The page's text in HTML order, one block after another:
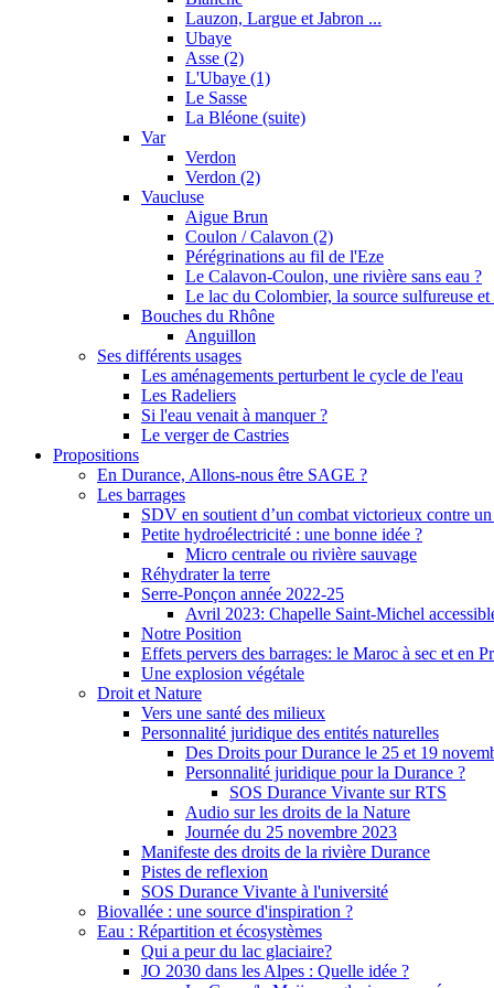
Lauzon, Largue et Jabron ...
Ubaye
Asse (2)
L'Ubaye (1)
Le Sasse
La Bléone (suite)
Var
Verdon
Verdon (2)
Vaucluse
Aigue Brun
Coulon / Calavon (2)
Pérégrinations au fil de l'Eze
Le Calavon-Coulon, une rivière sans eau ?
Le lac du Colombier, la source sulfureuse
Bouches du Rhône
Anguillon
Ses différents usages
Les aménagements perturbent le cycle de l'eau
Les Radeliers
Si l'eau venait à manquer ?
Le verger de Castries
Propositions
En Durance, Allons-nous être SAGE ?
Les barrages
SDV en soutient d’un combat victorieux contre un
Petite hydroélectricité : une bonne idée ?
Micro centrale ou rivière sauvage
Réhydrater la terre
Serre-Ponçon année 2022-25
Avril 2023: Chapelle Saint-Michel
Notre Position
Effets pervers des barrages: le Maroc à sec et en
Une explosion végétale
Droit et Nature
Vers une santé des milieux
Personnalité juridique des entités naturelles
Des Droits pour Durance le 25 et 19
Personnalité juridique pour la Durance ?
SOS Durance Vivante sur RTS
Audio sur les droits de la Nature
Journée du 25 novembre 2023
Manifeste des droits de la rivière Durance
Pistes de reflexion
SOS Durance Vivante à l'université
Biovallée : une source d'inspiration ?
Eau : Répartition et écosystèmes
Qui a peur du lac glaciaire?
JO 2030 dans les Alpes : Quelle idée ?